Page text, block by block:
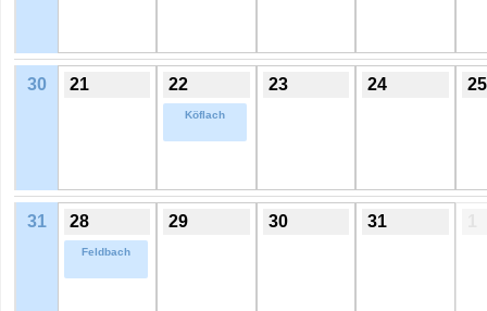
30 21 22
Köflach
23 24 25
31 28
Feldbach
29 30 31